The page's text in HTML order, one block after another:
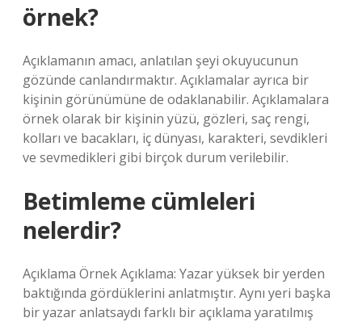
örnek?
Açıklamanın amacı, anlatılan şeyi okuyucunun
gözünde canlandırmaktır. Açıklamalar ayrıca bir
kişinin görünümüne de odaklanabilir. Açıklamalara
örnek olarak bir kişinin yüzü, gözleri, saç rengi,
kolları ve bacakları, iç dünyası, karakteri, sevdikleri
ve sevmedikleri gibi birçok durum verilebilir.
Betimleme cümleleri
nelerdir?
Açıklama Örnek Açıklama: Yazar yüksek bir yerden
baktığında gördüklerini anlatmıştır. Aynı yeri başka
bir yazar anlatsaydı farklı bir açıklama yaratılmış